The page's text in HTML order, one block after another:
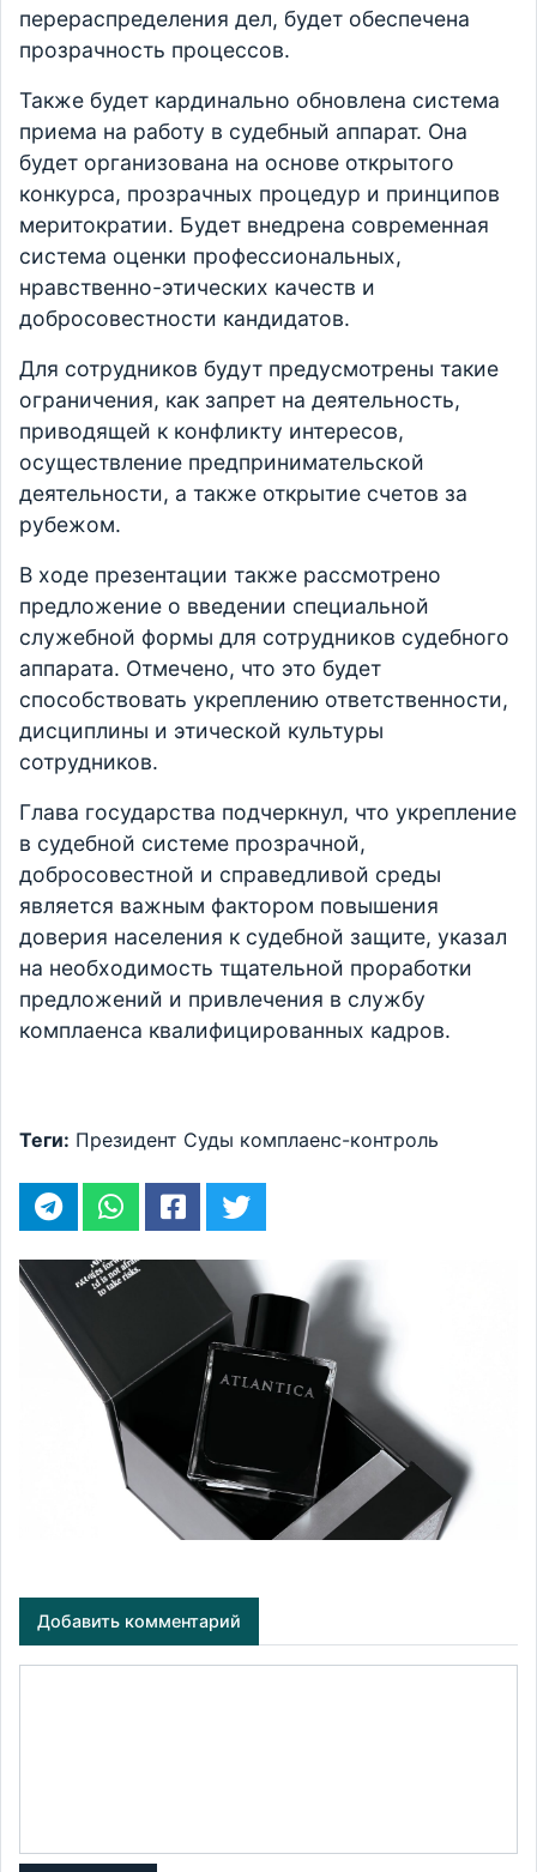
перераспределения дел, будет обеспечена
прозрачность процессов.
Также будет кардинально обновлена система
приема на работу в судебный аппарат. Она
будет организована на основе открытого
конкурса, прозрачных процедур и принципов
меритократии. Будет внедрена современная
система оценки профессиональных,
нравственно-этических качеств и
добросовестности кандидатов.
Для сотрудников будут предусмотрены такие
ограничения, как запрет на деятельность,
приводящей к конфликту интересов,
осуществление предпринимательской
деятельности, а также открытие счетов за
рубежом.
В ходе презентации также рассмотрено
предложение о введении специальной
служебной формы для сотрудников судебного
аппарата. Отмечено, что это будет
способствовать укреплению ответственности,
дисциплины и этической культуры
сотрудников.
Глава государства подчеркнул, что укрепление
в судебной системе прозрачной,
добросовестной и справедливой среды
является важным фактором повышения
доверия населения к судебной защите, указал
на необходимость тщательной проработки
предложений и привлечения в службу
комплаенса квалифицированных кадров.
Теги: Президент Суды комплаенс-контроль
Добавить комментарий